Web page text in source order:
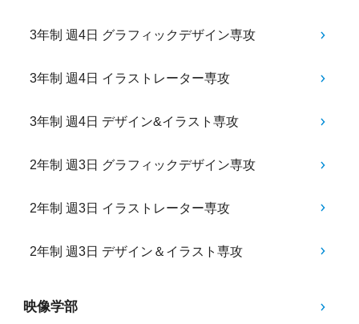
3年制 週4日 グラフィックデザイン専攻
3年制 週4日 イラストレーター専攻
3年制 週4日 デザイン&イラスト専攻
2年制 週3日 グラフィックデザイン専攻
2年制 週3日 イラストレーター専攻
2年制 週3日 デザイン＆イラスト専攻
映像学部